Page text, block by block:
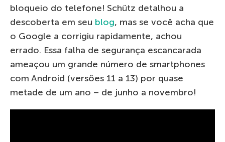
bloqueio do telefone! Schütz detalhou a
descoberta em seu blog, mas se você acha que
o Google a corrigiu rapidamente, achou
errado. Essa falha de segurança escancarada
ameaçou um grande número de smartphones
com Android (versões 11 a 13) por quase
metade de um ano – de junho a novembro!